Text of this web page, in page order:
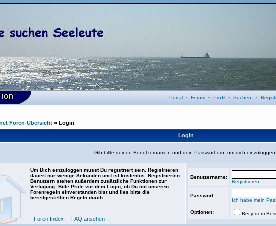
Portal • Forum • Profil • Suchen •
Foren-Übersicht » Login
Login
Gib bitte deinen Benutzernamen und dein Passwort ein, um dich einzuloggen!
Um Dich einzuloggen musst Du registriert sein. Registrieren
dauert nur wenige Sekunden und ist kostenlos. Registrierten
Benutzern stehen außerdem zusätzliche Funktionen zur
Verfügung. Bitte Prüfe vor dem Login, ob Du mit unseren
Forenregeln einverstanden bist und lies bitte die
bereitgestellten Regeln durch.
Foren Index | FAQ ansehen
Benutzername:
Registrieren
Passwort:
Ich habe mein
Optionen: Bei jedem